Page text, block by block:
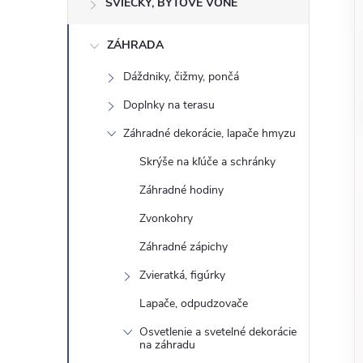
nč
ZÁHRADA
Dáždniky, čižmy, pončá
Doplnky na terasu
Záhradné dekorácie, lapače hmyzu
Skrýše na kľúče a schránky
Záhradné hodiny
Zvonkohry
Záhradné zápichy
Zvieratká, figúrky
Lapače, odpudzovače
Osvetlenie a svetelné dekorácie
na záhradu